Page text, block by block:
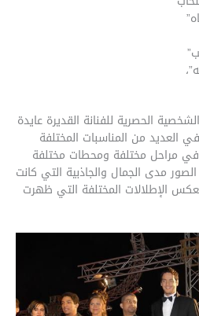
الحصرية للفنانة القديرة عايدة
العديد من المناسبات المختلفة
في مراحل مختلفة ومحطات مختلفة
مدى الجمال والجاذبية التي كانت
الإطلالات المختلفة التي ظهرت